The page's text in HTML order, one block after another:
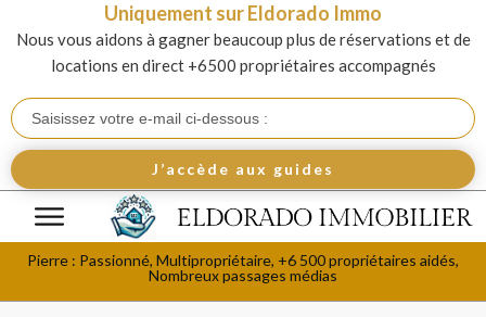
Uniquement sur Eldorado Immo
Nous vous aidons à gagner beaucoup plus de réservations et de
locations en direct +6500 propriétaires accompagnés
J’accède aux guides
Pierre : Passionné, Multipropriétaire, +6 500 propriétaires aidés,
Nombreux passages médias